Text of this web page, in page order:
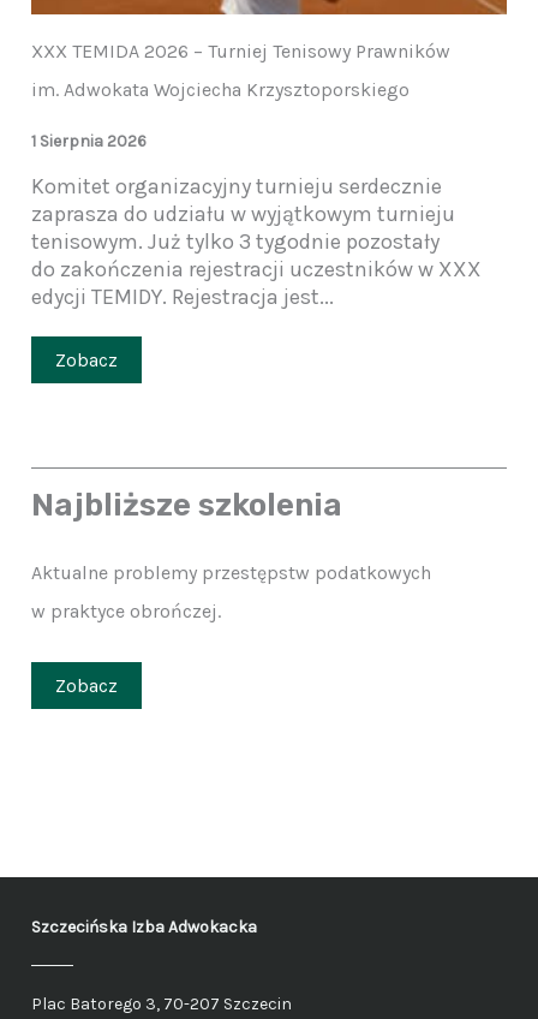
XXX TEMIDA 2026 – Turniej Tenisowy Prawników
im. Adwokata Wojciecha Krzysztoporskiego
1 Sierpnia 2026
Komitet organizacyjny turnieju serdecznie
zaprasza do udziału w wyjątkowym turnieju
tenisowym. Już tylko 3 tygodnie pozostały
do zakończenia rejestracji uczestników w XXX
edycji TEMIDY. Rejestracja jest...
Zobacz
Najbliższe szkolenia
Aktualne problemy przestępstw podatkowych
w praktyce obrończej.
Zobacz
Szczecińska Izba Adwokacka
Plac Batorego 3, 70-207 Szczecin